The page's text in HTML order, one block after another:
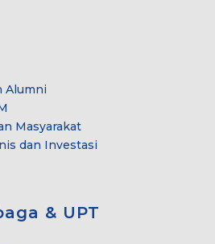
Alumni
Masyarakat
dan Investasi
& UPT